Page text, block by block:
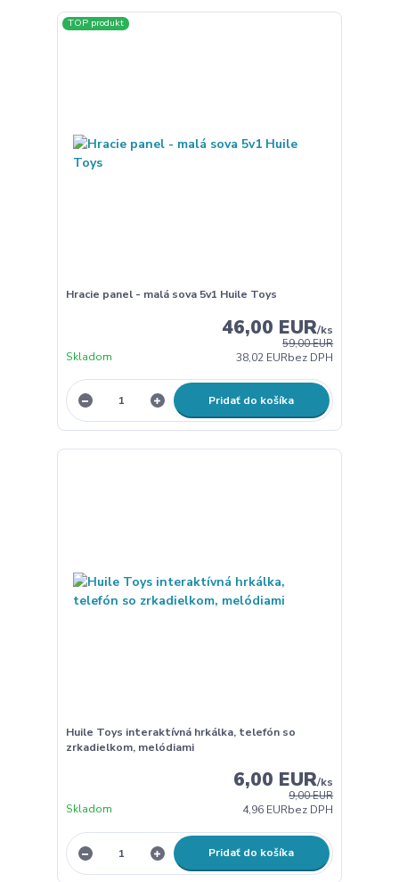
TOP produkt
Hracie panel - malá sova 5v1 Huile Toys
59,00 EUR
46,00 EUR/ks
38,02 EURbez DPH
Skladom
Pridať do košíka
Huile Toys interaktívná hrkálka, telefón so
zrkadielkom, melódiami
9,00 EUR
6,00 EUR/ks
4,96 EURbez DPH
Skladom
Pridať do košíka